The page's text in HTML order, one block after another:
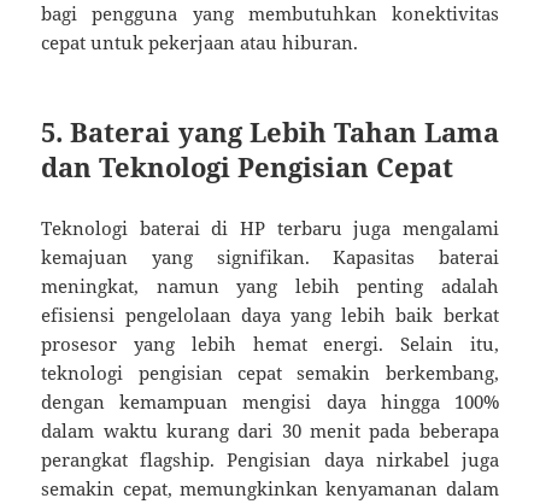
bagi pengguna yang membutuhkan konektivitas
cepat untuk pekerjaan atau hiburan.
5.Baterai yang Lebih Tahan Lama
dan Teknologi Pengisian Cepat
Teknologi baterai di HP terbaru juga mengalami
kemajuan yang signifikan. Kapasitas baterai
meningkat, namun yang lebih penting adalah
efisiensi pengelolaan daya yang lebih baik berkat
prosesor yang lebih hemat energi. Selain itu,
teknologi pengisian cepat semakin berkembang,
dengan kemampuan mengisi daya hingga 100%
dalam waktu kurang dari 30 menit pada beberapa
perangkat flagship. Pengisian daya nirkabel juga
semakin cepat, memungkinkan kenyamanan dalam